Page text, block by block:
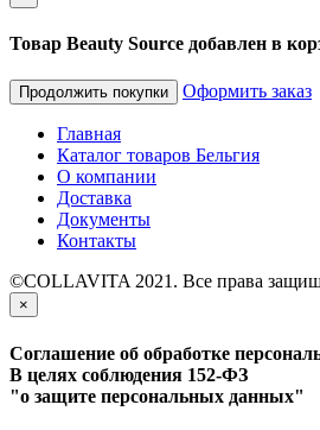
Товар Beauty Source добавлен в
Продолжить покупки Оформить заказ
Главная
Каталог товаров Бельгия
О компании
Доставка
Документы
Контакты
©COLLAVITA 2021. Все права
×
Соглашение об обработке
В целях соблюдения 152-ФЗ
"о защите персональных данных"